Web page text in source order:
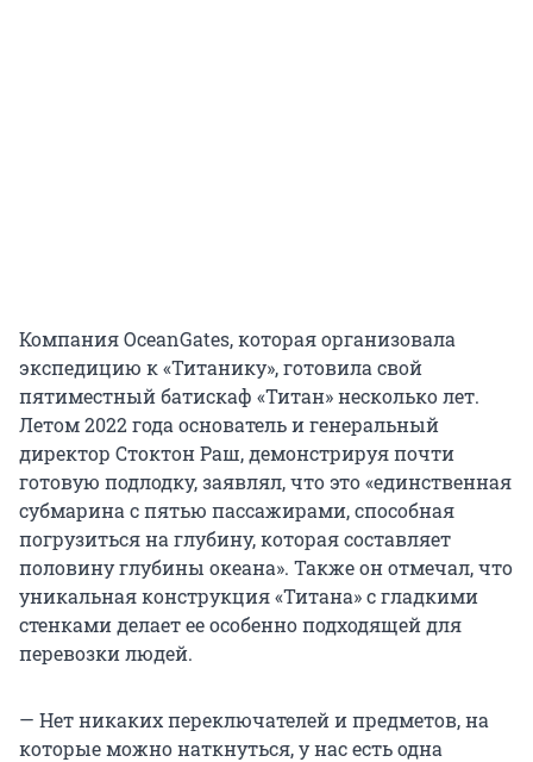
Компания OceanGates, которая организовала
экспедицию к «Титанику», готовила свой
пятиместный батискаф «Титан» несколько лет.
Летом 2022 года основатель и генеральный
директор Стоктон Раш, демонстрируя почти
готовую подлодку, заявлял, что это «единственная
субмарина с пятью пассажирами, способная
погрузиться на глубину, которая составляет
половину глубины океана». Также он отмечал, что
уникальная конструкция «Титана» с гладкими
стенками делает ее особенно подходящей для
перевозки людей.
— Нет никаких переключателей и предметов, на
которые можно наткнуться, у нас есть одна